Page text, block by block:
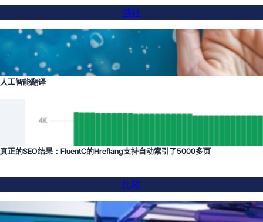
特征
人工智能翻译
真正的SEO结果：FluentC的Hreflang支持自动索引了5000多页
比较